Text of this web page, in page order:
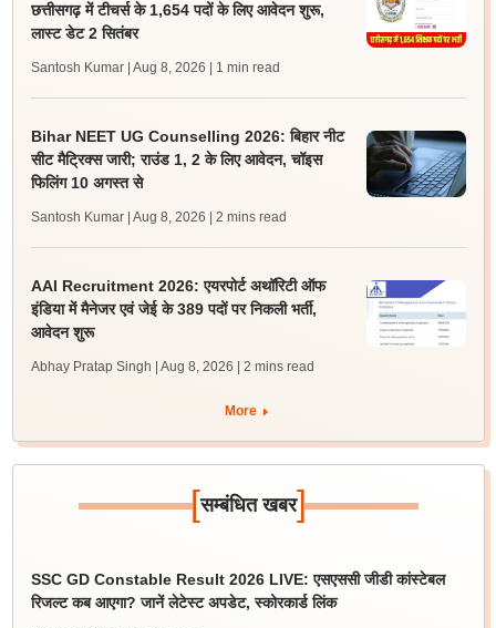
छत्तीसगढ़ में टीचर्स के 1,654 पदों के लिए आवेदन शुरू,
लास्ट डेट 2 सितंबर
Santosh Kumar | Aug 8, 2026 | 1 min read
Bihar NEET UG Counselling 2026: बिहार नीट
सीट मैट्रिक्स जारी; राउंड 1, 2 के लिए आवेदन, चॉइस
फिलिंग 10 अगस्त से
Santosh Kumar | Aug 8, 2026 | 2 mins read
AAI Recruitment 2026: एयरपोर्ट अथॉरिटी ऑफ
इंडिया में मैनेजर एवं जेई के 389 पदों पर निकली भर्ती,
आवेदन शुरू
Abhay Pratap Singh | Aug 8, 2026 | 2 mins read
More
[सम्बंधित खबर]
SSC GD Constable Result 2026 LIVE: एसएससी जीडी कांस्टेबल
रिजल्ट कब आएगा? जानें लेटेस्ट अपडेट, स्कोरकार्ड लिंक